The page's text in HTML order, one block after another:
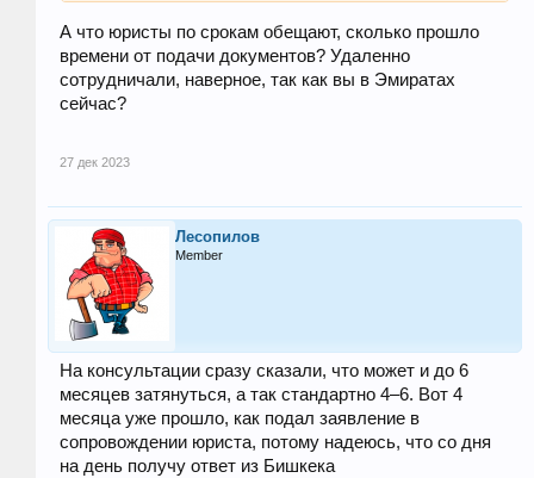
СНачала юристы анализировали мое семейное древо, в
итоге предложили получить паспорт Киргизии.Большая
часть работы уже сделана, документы поданы, вскооре
должен выйти указ о присвоении гражданства. О юристах
могу сказать следующее: стаж работы солидный, потому
А что юристы по срокам обещают, сколько прошло
времени от подачи документов? Удаленно
сотрудничали, наверное, так как вы в Эмиратах
сейчас?
27 дек 2023
Лесопилов
Member
На консультации сразу сказали, что может и до 6
месяцев затянуться, а так стандартно 4–6. Вот 4
месяца уже прошло, как подал заявление в
сопровождении юриста, потому надеюсь, что со дня
на день получу ответ из Бишкека